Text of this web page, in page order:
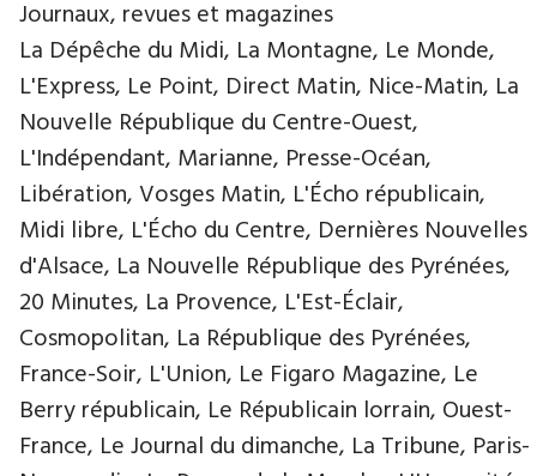
Journaux, revues et magazines
La Dépêche du Midi, La Montagne, Le Monde,
L'Express, Le Point, Direct Matin, Nice-Matin, La
Nouvelle République du Centre-Ouest,
L'Indépendant, Marianne, Presse-Océan,
Libération, Vosges Matin, L'Écho républicain,
Midi libre, L'Écho du Centre, Dernières Nouvelles
d'Alsace, La Nouvelle République des Pyrénées,
20 Minutes, La Provence, L'Est-Éclair,
Cosmopolitan, La République des Pyrénées,
France-Soir, L'Union, Le Figaro Magazine, Le
Berry républicain, Le Républicain lorrain, Ouest-
France, Le Journal du dimanche, La Tribune, Paris-